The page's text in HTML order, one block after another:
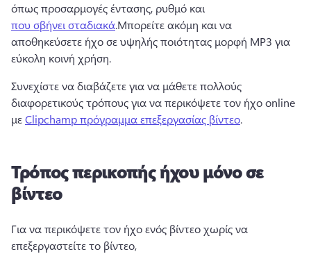
όπως προσαρμογές έντασης, ρυθμό και
που σβήνει σταδιακά.Μπορείτε ακόμη και να
αποθηκεύσετε ήχο σε υψηλής ποιότητας μορφή MP3 για
εύκολη κοινή χρήση.
Συνεχίστε να διαβάζετε για να μάθετε πολλούς
διαφορετικούς τρόπους για να περικόψετε τον ήχο online
με Clipchamp πρόγραμμα επεξεργασίας βίντεο.
Τρόπος περικοπής ήχου μόνο σε
βίντεο
Για να περικόψετε τον ήχο ενός βίντεο χωρίς να
επεξεργαστείτε το βίντεο,